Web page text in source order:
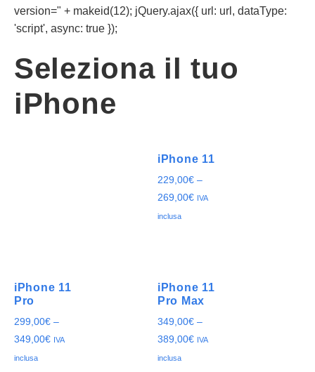
version=" + makeid(12); jQuery.ajax({ url: url, dataType:
'script', async: true });
Seleziona il tuo
iPhone
iPhone 11
229,00€ –
269,00€ IVA
inclusa
iPhone 11
Pro
299,00€ –
349,00€ IVA
inclusa
iPhone 11
Pro Max
349,00€ –
389,00€ IVA
inclusa